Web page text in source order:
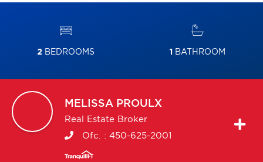
2 BEDROOMS 1 BATHROOM
MELISSA PROULX
Real Estate Broker
Ofc. : 450-625-2001